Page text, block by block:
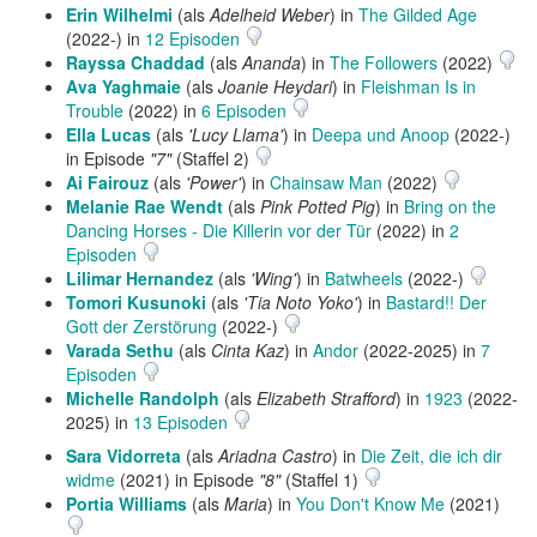
Erin Wilhelmi (als Adelheid Weber) in The Gilded Age
(2022-) in 12 Episoden
Rayssa Chaddad (als Ananda) in The Followers (2022)
Ava Yaghmaie (als Joanie Heydari) in Fleishman Is in
Trouble (2022) in 6 Episoden
Ella Lucas (als 'Lucy Llama') in Deepa und Anoop (2022-)
in Episode "7"(Staffel 2)
Ai Fairouz (als 'Power') in Chainsaw Man (2022)
Melanie Rae Wendt (als Pink Potted Pig) in Bring on the
Dancing Horses - Die Killerin vor der Tür (2022) in 2
Episoden
Lilimar Hernandez (als 'Wing') in Batwheels (2022-)
Tomori Kusunoki (als 'Tia Noto Yoko') in Bastard!! Der
Gott der Zerstörung (2022-)
Varada Sethu (als Cinta Kaz) in Andor (2022-2025) in 7
Episoden
Michelle Randolph (als Elizabeth Strafford) in 1923 (2022-
2025) in 13 Episoden
Sara Vidorreta (als Ariadna Castro) in Die Zeit, die ich dir
widme (2021) in Episode "8"(Staffel 1)
Portia Williams (als Maria) in You Don't Know Me (2021)